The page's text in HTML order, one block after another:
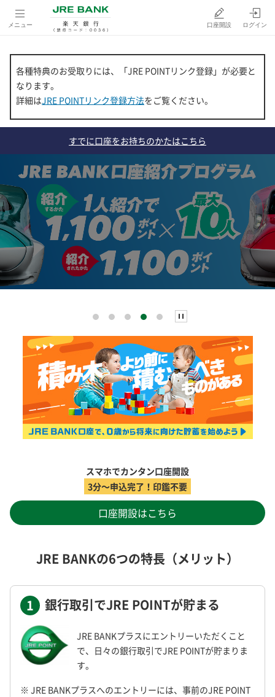
メニュー 口座開設 ログイン
各種特典のお受取りには、「JRE POINTリンク登録」が必要と
なります。
詳細はJRE POINTリンク登録方法をご覧ください。
すでに口座をお持ちのかたはこちら
スマホでカンタン口座開設
3分～申込完了！印鑑不要
口座開設はこちら
JRE BANKの6つの特長（メリット）
1 銀行取引でJRE POINTが貯まる
JRE BANKプラスにエントリーいただくこと
で、日々の銀行取引でJRE POINTが貯まりま
す。
※ JRE BANKプラスへのエントリーには、事前のJRE POINT